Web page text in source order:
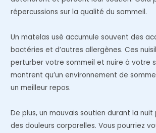
répercussions sur la qualité du sommeil.
Un matelas usé accumule souvent des
bactéries et d’autres allergènes. Ces
perturber votre sommeil et nuire à votre
montrent qu’un environnement de
un meilleur repos.
De plus, un mauvais soutien durant la
des douleurs corporelles. Vous pourriez